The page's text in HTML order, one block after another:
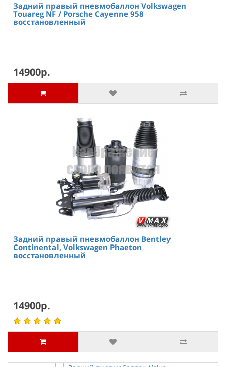
Задний правый пневмобаллон Volkswagen
Touareg NF / Porsche Cayenne 958
восстановленный
14900р.
Задний правый пневмобаллон Bentley
Continental, Volkswagen Phaeton
восстановленный
14900р.